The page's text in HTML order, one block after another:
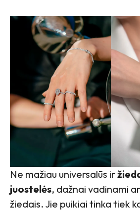
Ne mažiau universalūs ir
juostelės, dažnai vadinami
žiedais. Jie puikiai tinka tiek